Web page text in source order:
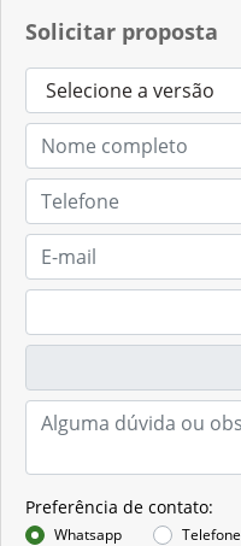
Solicitar proposta
Preferência de contato:
Whatsapp Telefone